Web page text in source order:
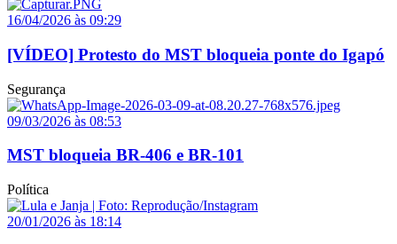
16/04/2026 às 09:29
[VÍDEO] Protesto do MST bloqueia ponte do Igapó
Segurança
09/03/2026 às 08:53
MST bloqueia BR-406 e BR-101
Política
20/01/2026 às 18:14